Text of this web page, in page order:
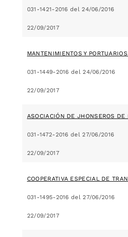
031-1421-2016 del 24/06/2016
22/09/2017
MANTENIMIENTOS Y
031-1449-2016 del 24/06/2016
22/09/2017
ASOCIACIÓN DE JHONSEROS DE
031-1472-2016 del 27/06/2016
22/09/2017
COOPERATIVA ESPECIAL DE
031-1495-2016 del 27/06/2016
22/09/2017